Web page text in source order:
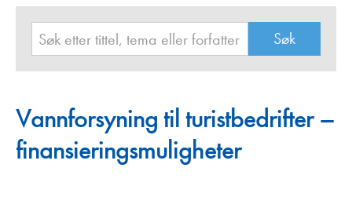
Vannforsyning til turistbedrifter –
finansieringsmuligheter